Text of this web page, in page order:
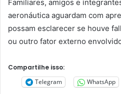
Familiares, amigos e
aeronáutica aguardam com
possam esclarecer se houve
ou outro fator externo
Compartilhe isso:
Telegram
WhatsApp